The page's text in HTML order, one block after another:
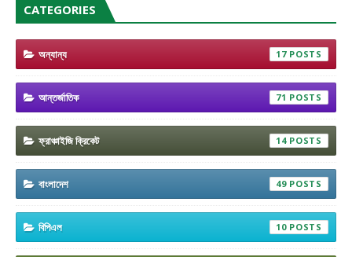
CATEGORIES
অন্যান্য 17
আন্তর্জাতিক 71
ফ্রাঞ্চাইজি ক্রিকেট 14
বাংলাদেশ 49
বিপিএল 10